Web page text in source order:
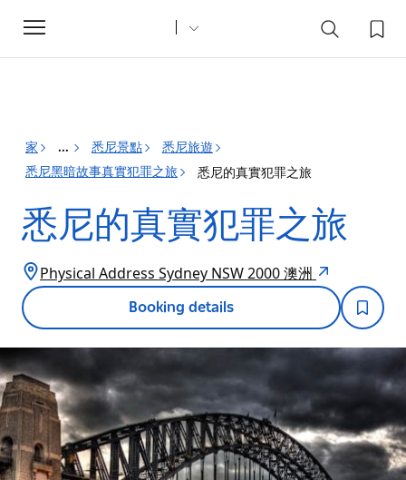
Toggle
navigation
家 ... 悉尼景點
悉尼旅遊
悉尼黑暗故事真實犯罪之旅
悉尼的真實犯罪之旅
悉尼的真實犯罪之旅
Physical Address Sydney NSW 2000 澳洲
Booking details